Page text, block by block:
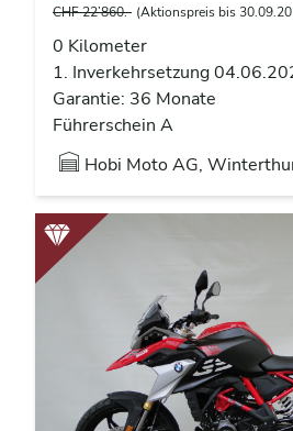
CHF 22’860.- (Aktionspreis bis
0 Kilometer
1. Inverkehrsetzung
Garantie: 36 Monate
Führerschein A
Hobi Moto AG,